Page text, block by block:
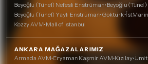
Beyoğlu (Tünel) Nefesli Enstrüman•Beyoğlu
Beyoğlu (Tünel) Yaylı Enstrüman•Göktürk•
Kozzy AVM•Mall of İstanbul
ANKARA MAĞAZALARIMIZ
Armada AVM•Eryaman Kaşmir AVM•Kızılay•